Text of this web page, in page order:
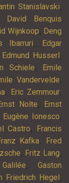
Stanislavski,
David Benquis
Wijnkoop, Deng
Ibarruri,
Edgar
Edmund Husserl ,
Schiele,
Emile
Vandervelde,
, Eric Zemmour,
Nolte,
Ernst
Eugène Ionesco,
Castro,
Francis
Kafka,
Fred
, Fritz Lang,
Galilée,Gaston
Friedrich Hegel ,